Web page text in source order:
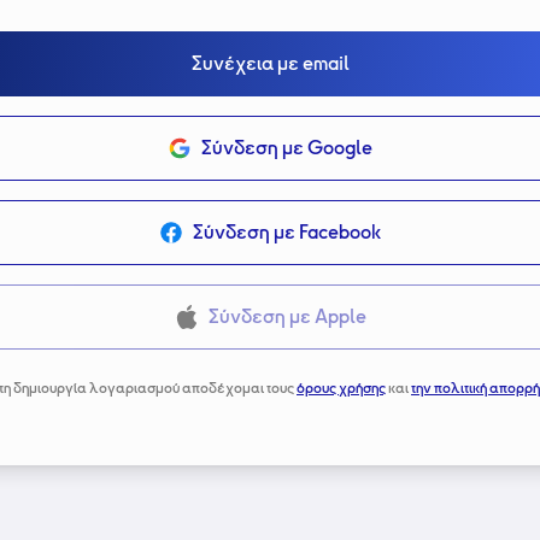
Συνέχεια με email
Σύνδεση με Google
Σύνδεση με Facebook
Σύνδεση με Apple
δημιουργία λογαριασμού αποδέχομαι τουςόρους χρήσηςκαιτην πολιτική